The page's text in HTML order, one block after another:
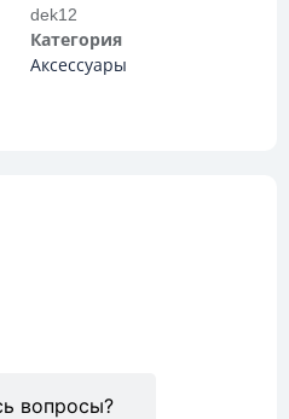
dek12
Категория
Аксессуары
вопросы?